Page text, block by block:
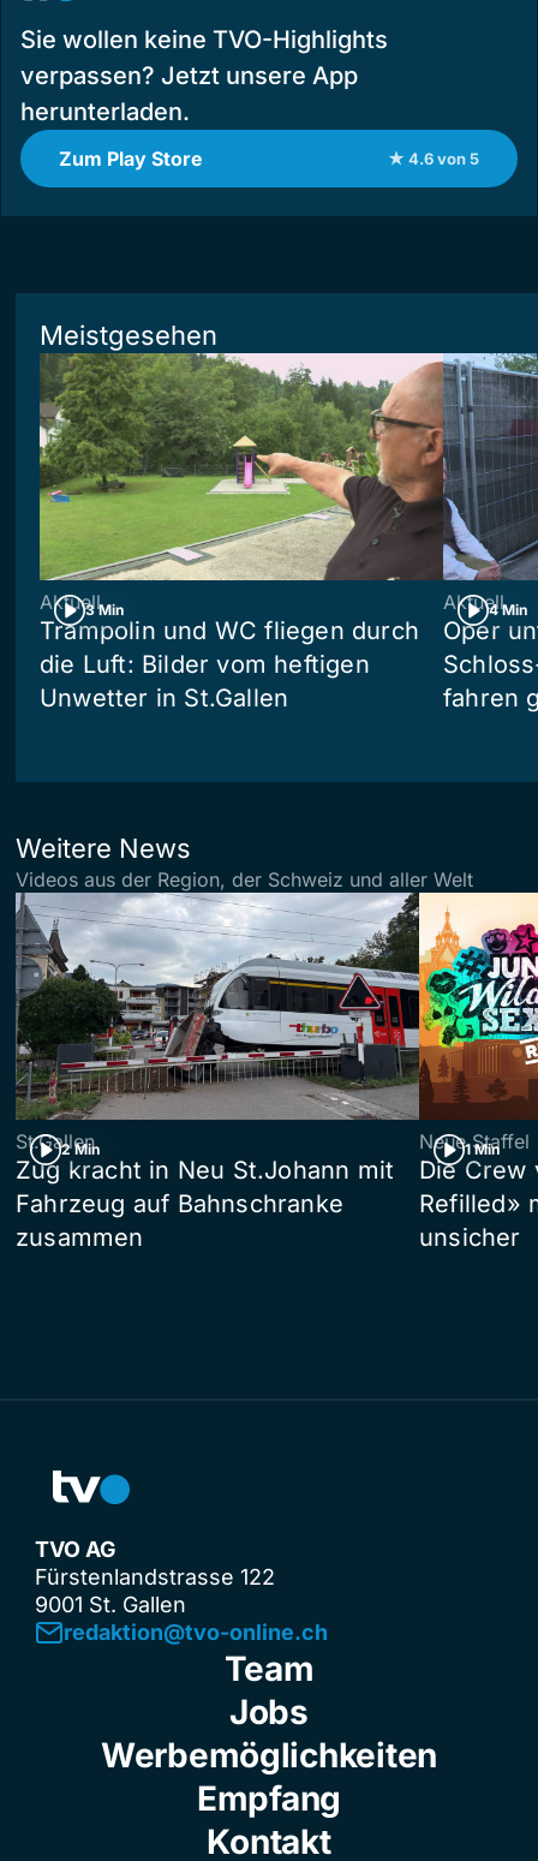
Sie wollen keine TVO-Highlights
verpassen? Jetzt unsere App
herunterladen.
Zum Play Store ★ 4.6 von 5
Meistgesehen
3 Min
Aktuell
Trampolin und WC fliegen durch
die Luft: Bilder vom heftigen
Unwetter in St.Gallen
4 Min
Aktuell
Oper
fahren
Weitere News
Videos aus der Region, der Schweiz und aller Welt
2 Min
St.Gallen
Zug kracht in Neu St.Johann mit
Fahrzeug auf Bahnschranke
zusammen
1 Min
Neue Staffel
Die Crew
Refilled»
unsicher
TVO AG
Fürstenlandstrasse 122
9001 St. Gallen
redaktion@tvo-online.ch
Team
Jobs
Werbemöglichkeiten
Empfang
Kontakt